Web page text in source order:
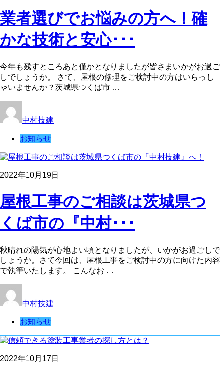
業者選びでお悩みの方へ！確
かな技術と安心･･･
今年も残すところあと僅かとなりましたが皆さまいかがお過ご
しでしょうか。 さて、屋根の修理をご検討中の方はいらっし
ゃいませんか？茨城県つくば市 …
中村技建
お知らせ
2022年10月19日
屋根工事のご相談は茨城県つ
くば市の『中村･･･
秋晴れの陽気が心地よい頃となりましたが、いかがお過ごしで
しょうか。さて今回は、屋根工事をご検討中の方に向けた内容
で執筆いたします。 こんなお …
中村技建
お知らせ
2022年10月17日